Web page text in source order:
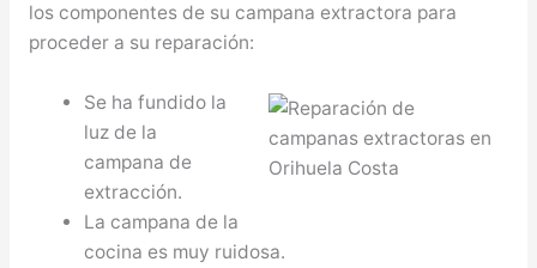
los componentes de su campana extractora para
proceder a su reparación:
Se ha fundido la
luz de la
campana de
extracción.
La campana de la
cocina es muy ruidosa.